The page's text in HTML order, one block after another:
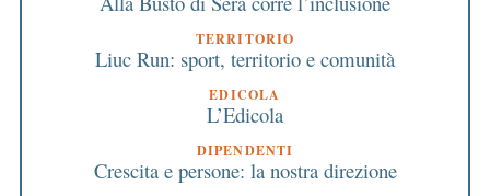
TERRITORIO
Liuc Run: sport, territorio e comunità
EDICOLA
L’Edicola
DIPENDENTI
Crescita e persone: la nostra direzione